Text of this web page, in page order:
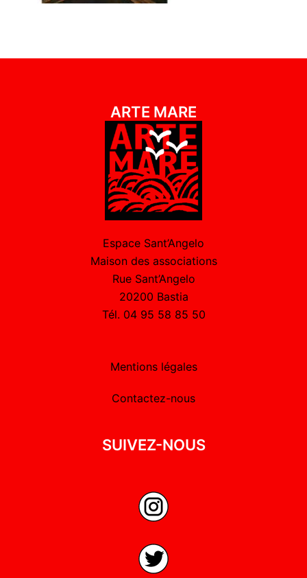
ARTE MARE
Espace Sant’Angelo
Maison des associations
Rue Sant’Angelo
20200 Bastia
Tél. 04 95 58 85 50
Mentions légales
Contactez-nous
SUIVEZ-NOUS